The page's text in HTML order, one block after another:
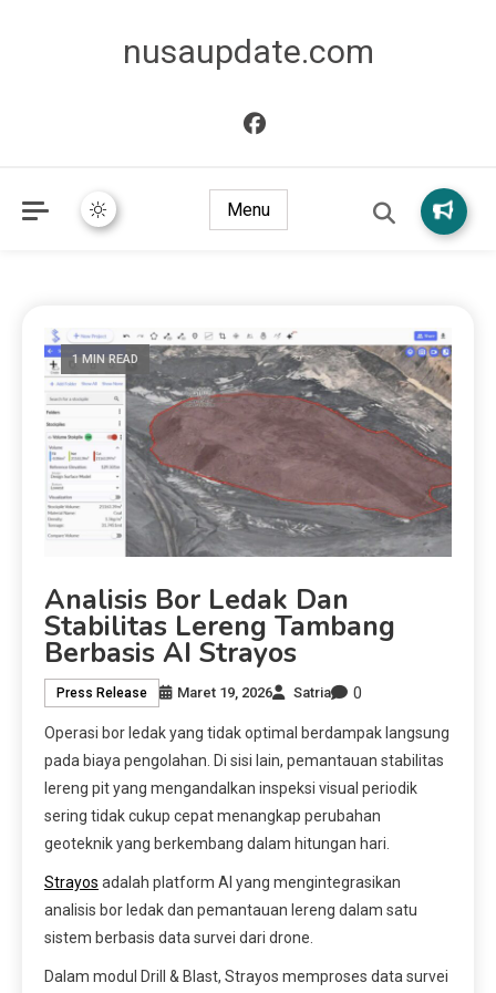
nusaupdate.com
Menu
1 MIN READ
Analisis Bor Ledak Dan
Stabilitas Lereng Tambang
Berbasis AI Strayos
Press Release Maret 19, 2026 Satria 0
Operasi bor ledak yang tidak optimal berdampak langsung
pada biaya pengolahan. Di sisi lain, pemantauan stabilitas
lereng pit yang mengandalkan inspeksi visual periodik
sering tidak cukup cepat menangkap perubahan
geoteknik yang berkembang dalam hitungan hari.
Strayos adalah platform AI yang mengintegrasikan
analisis bor ledak dan pemantauan lereng dalam satu
sistem berbasis data survei dari drone.
Dalam modul Drill & Blast, Strayos memproses data survei